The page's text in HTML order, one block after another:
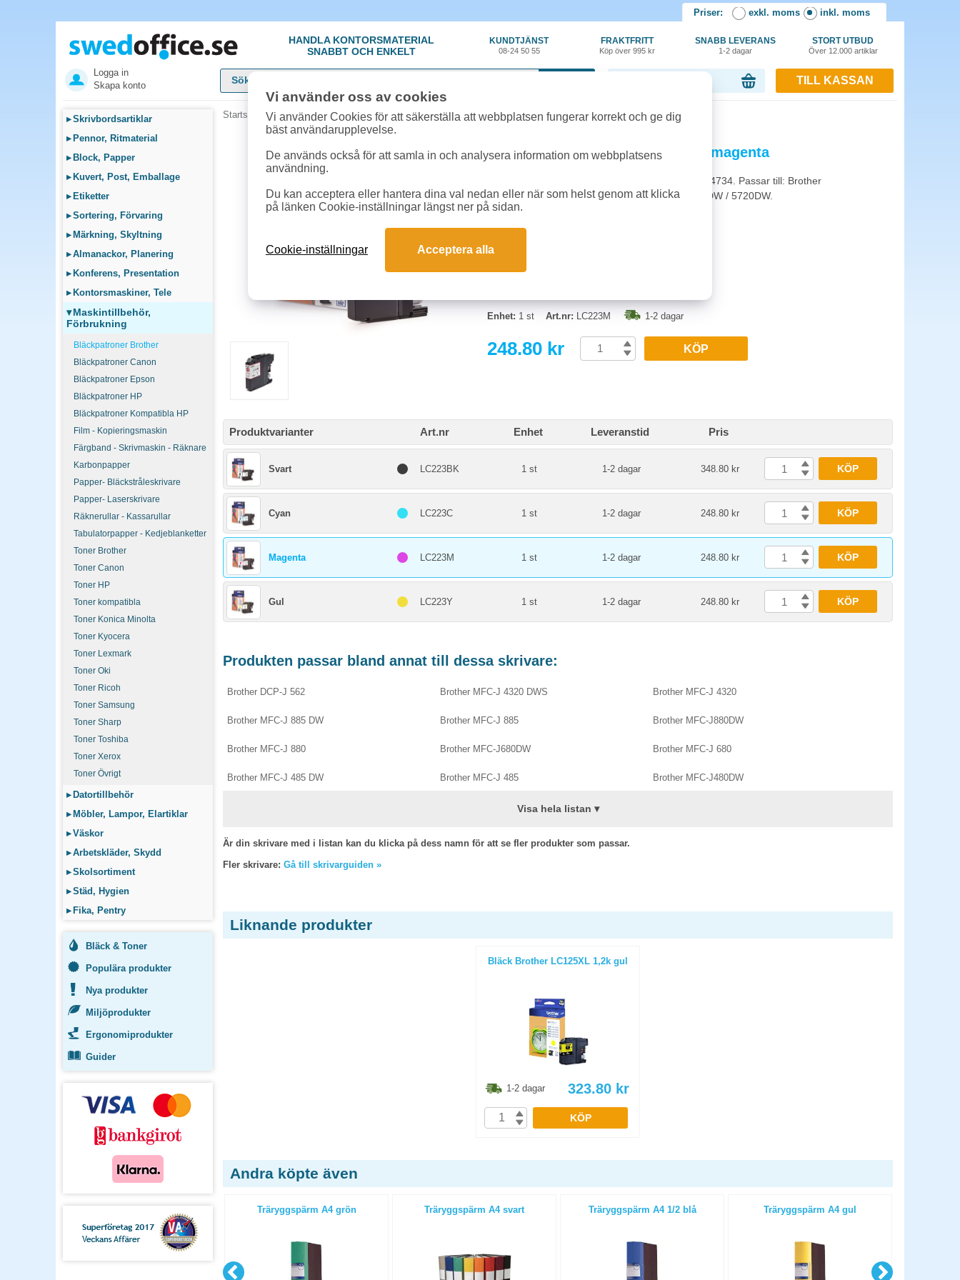
Priser: exkl. moms inkl. moms
HANDLA KONTORSMATERIAL
SNABBT OCH ENKELT
KUNDTJÄNST
08-24 50 55
FRAKTFRITT
Köp över 995 kr
SNABB LEVERANS
1-2 dagar
STORT UTBUD
Över 12.000 artiklar
Logga in
Skapa konto
TILL KASSAN
▸Skrivbordsartiklar
▸ Pennor, Ritmaterial
▸ Block, Papper
▸ Kuvert, Post, Emballage
▸ Etiketter
▸Sortering, Förvaring
▸ Märkning, Skyltning
▸Almanackor, Planering
▸ Konferens, Presentation
▸ Kontorsmaskiner, Tele
▾Maskintillbehör,
Förbrukning
Bläckpatroner Brother
Bläckpatroner Canon
Bläckpatroner Epson
Bläckpatroner HP
Bläckpatroner Kompatibla HP
Film - Kopieringsmaskin
Färgband - Skrivmaskin - Räknare
Karbonpapper
Papper- Bläckstråleskrivare
Papper- Laserskrivare
Räknerullar - Kassarullar
Tabulatorpapper - Kedjeblanketter
Toner Brother
Toner Canon
Toner HP
Toner kompatibla
Toner Konica Minolta
Toner Kyocera
Toner Lexmark
Toner Oki
Toner Ricoh
Toner Samsung
Toner Sharp
Toner Toshiba
Toner Xerox
Toner Övrigt
▸ Datortillbehör
▸ Möbler, Lampor, Elartiklar
▸Väskor
▸Arbetskläder, Skydd
▸Skolsortiment
▸Städ, Hygien
▸ Fika, Pentry
Bläck & Toner
Populära produkter
Nya produkter
Miljöprodukter
Ergonomiprodukter
Guider
Startsida »Maskintillbehör, Förbrukning»Bläckpatroner Brother»Bläck Brother LC223M 550 sidor magenta
Bläck Brother LC223M 550 sidor magenta
Kapacitet: Ca. 550 sidor i enlighet med ISO/IEC 24734. Passar till: Brother
DCPJ4120DW / MFCJ4620DW / 5320DW / 5620DW / 5720DW.
Enhet: 1 st Art.nr: LC223M 1-2 dagar
248.80 kr KÖP
Produktvarianter Art.nr Enhet Leveranstid Pris
Svart LC223BK 1 st 1-2 dagar 348.80 kr KÖP
Cyan LC223C 1 st 1-2 dagar 248.80 kr KÖP
Magenta LC223M 1 st 1-2 dagar 248.80 kr KÖP
Gul LC223Y 1 st 1-2 dagar 248.80 kr KÖP
Produkten passar bland annat till dessa skrivare:
Brother DCP-J 562 Brother MFC-J 4320 DWS Brother MFC-J 4320
Brother MFC-J 885 DW Brother MFC-J 885 Brother MFC-J880DW
Brother MFC-J 880 Brother MFC-J680DW Brother MFC-J 680
Brother MFC-J 485 DW Brother MFC-J 485 Brother MFC-J480DW
Visa hela listan ▾
Är din skrivare med i listan kan du klicka på dess namn för att se fler produkter som passar.
Fler skrivare: Gå till skrivarguiden »
Liknande produkter
Bläck Brother LC125XL 1,2k gul
1-2 dagar 323.80 kr
KÖP
Andra köpte även
Träryggspärm A4 grön Träryggspärm A4 svart Träryggspärm A4 1/2 blå Träryggspärm A4 gul
Vi använder oss av cookies
Vi använder Cookies för att säkerställa att webbplatsen fungerar korrekt och ge dig
bäst användarupplevelse.
De används också för att samla in och analysera information om webbplatsens
användning.
Du kan acceptera eller hantera dina val nedan eller när som helst genom att klicka
på länken Cookie-inställningar längst ner på sidan.
Cookie-inställningar Acceptera alla